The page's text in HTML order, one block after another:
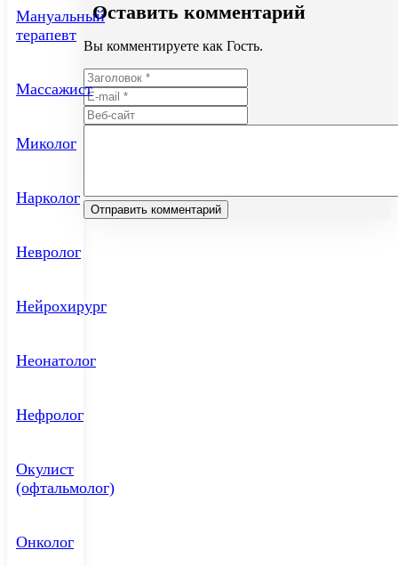
Оставить комментарий
Вы комментируете как Гость.
Мануальный
терапевт
Массажист
Миколог
Нарколог
Невролог
Нейрохирург
Неонатолог
Нефролог
Окулист
(офтальмолог)
Онколог